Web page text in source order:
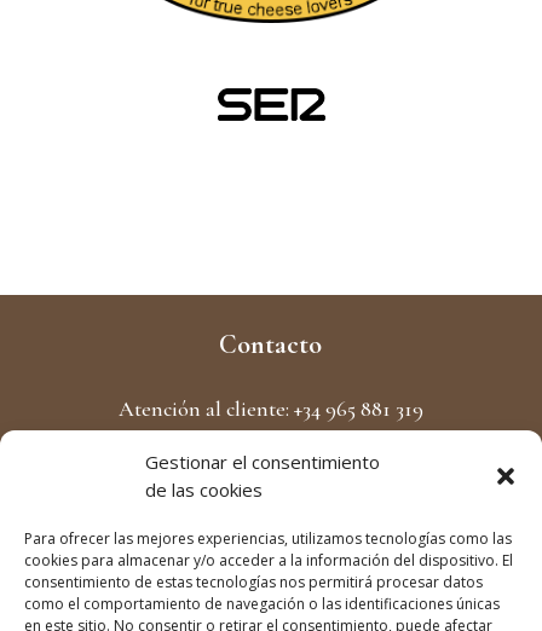
Gestionar el consentimiento
de las cookies
Para ofrecer las mejores experiencias, utilizamos tecnologías como las
cookies para almacenar y/o acceder a la información del dispositivo. El
consentimiento de estas tecnologías nos permitirá procesar datos
como el comportamiento de navegación o las identificaciones únicas
en este sitio. No consentir o retirar el consentimiento, puede afectar
Contacto
Atención al cliente: +34 965 881 319
Formulario de Contacto